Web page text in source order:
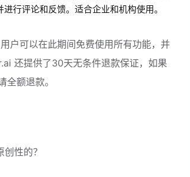
行评论和反馈。适合企业和机构使用。
户可以在此期间免费使用所有功能，并
还提供了30天无条件退款保证，如果
额退款。
性的？